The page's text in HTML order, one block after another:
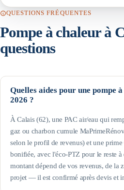
QUESTIONS FRÉQUENTES
Pompe à chaleur à
questions
Quelles aides pour une pompe
2026 ?
À Calais (62), une PAC air/eau qui
gaz ou charbon cumule
selon le profil de revenus) et une
bonifiée, avec l'éco-PTZ pour le reste
montant dépend de vos revenus, de la
projet — il est confirmé après devis et